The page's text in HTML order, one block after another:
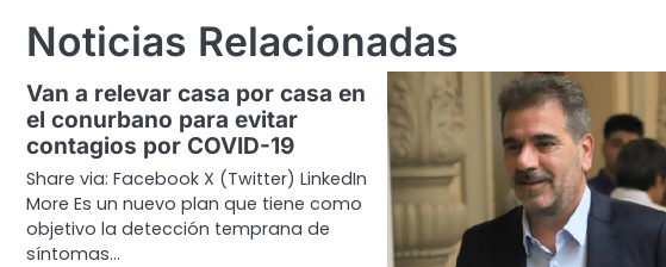
entradas
Noticias Relacionadas
Van a relevar casa por casa en
el conurbano para evitar
contagios por COVID-19
Share via: Facebook X (Twitter) LinkedIn
More Es un nuevo plan que tiene como
objetivo la detección temprana de
síntomas…